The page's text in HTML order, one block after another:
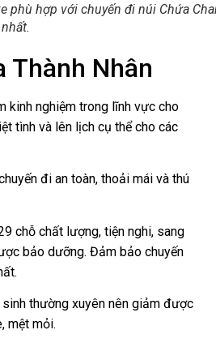
phù hợp với chuyến đi núi Chứa
Thành Nhân
kinh nghiệm trong lĩnh vực cho
tình và lên lịch cụ thể cho các
đi an toàn, thoải mái và thú
chỗ chất lượng, tiện nghi, sang
bảo dưỡng. Đảm bảo chuyến
thường xuyên nên giảm được
mệt mỏi.